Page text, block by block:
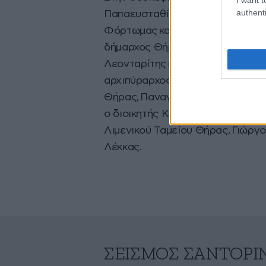
Παπαευσταθίου, οι βουλευτές
Φόρτωμας και Μάρκος
δήμαρχος Θήρας Νίκος Ζώρζος,
Λεονταρίτης και Χαράλαμπος
αρχιπύραρχος Ζώης Γιώτης, ο
Θήρας, Παναγιώτης Γρίβας, η
ο διοικητής ΚΕΔΑ, επισμηναγός
Λιμενικού Ταμείου Θήρας,
Λέκκας.
ΣΕΙΣΜΌΣ